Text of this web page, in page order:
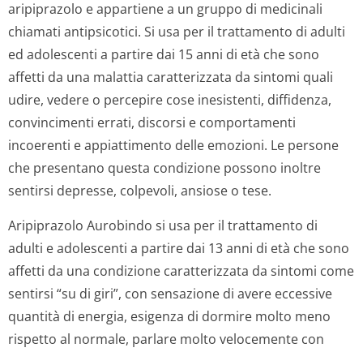
aripiprazolo e appartiene a un gruppo di medicinali
chiamati antipsicotici. Si usa per il trattamento di adulti
ed adolescenti a partire dai 15 anni di età che sono
affetti da una malattia caratterizzata da sintomi quali
udire, vedere o percepire cose inesistenti, diffidenza,
convincimenti errati, discorsi e comportamenti
incoerenti e appiattimento delle emozioni. Le persone
che presentano questa condizione possono inoltre
sentirsi depresse, colpevoli, ansiose o tese.
Aripiprazolo Aurobindo si usa per il trattamento di
adulti e adolescenti a partire dai 13 anni di età che sono
affetti da una condizione caratterizzata da sintomi come
sentirsi “su di giri”, con sensazione di avere eccessive
quantità di energia, esigenza di dormire molto meno
rispetto al normale, parlare molto velocemente con